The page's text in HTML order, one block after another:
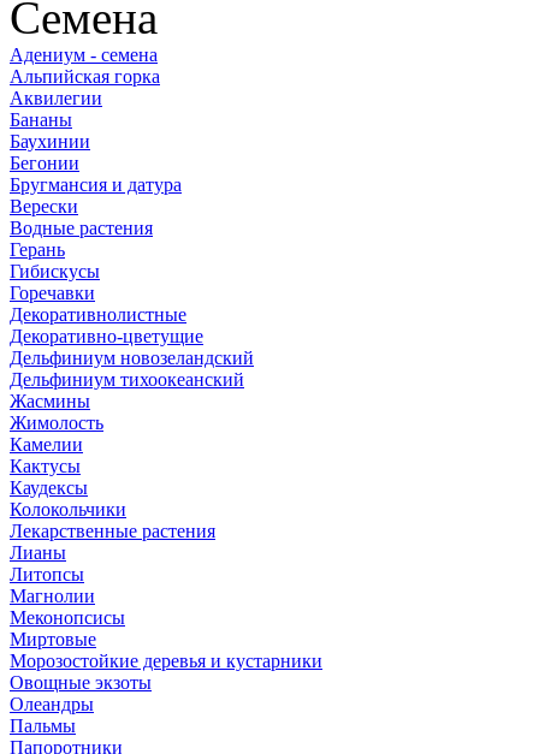
Семена
Адениум - семена
Альпийская горка
Аквилегии
Бананы
Баухинии
Бегонии
Бругмансия и датура
Верески
Водные растения
Герань
Гибискусы
Горечавки
Декоративнолистные
Декоративно-цветущие
Дельфиниум новозеландский
Дельфиниум тихоокеанский
Жасмины
Жимолость
Камелии
Кактусы
Каудексы
Колокольчики
Лекарственные растения
Лианы
Литопсы
Магнолии
Меконопсисы
Миртовые
Морозостойкие деревья и кустарники
Овощные экзоты
Олеандры
Пальмы
Папоротники